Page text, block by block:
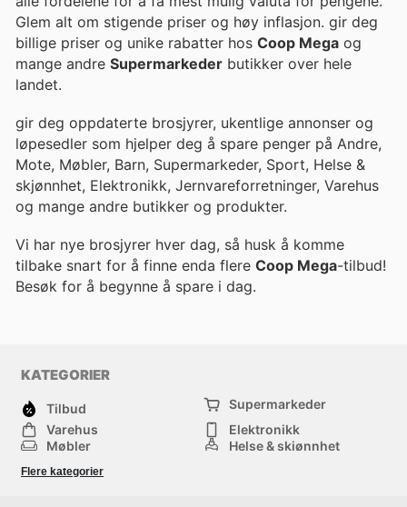
Glem alt om stigende priser og høy inflasjon. gir deg
billige priser og unike rabatter hos Coop Mega og
mange andre Supermarkeder butikker over hele
landet.
gir deg oppdaterte brosjyrer, ukentlige annonser og
løpesedler som hjelper deg å spare penger på Andre,
Mote, Møbler, Barn, Supermarkeder, Sport, Helse &
skjønnhet, Elektronikk, Jernvareforretninger, Varehus
og mange andre butikker og produkter.
Vi har nye brosjyrer hver dag, så husk å komme
tilbake snart for å finne enda flere Coop Mega-tilbud!
Besøk for å begynne å spare i dag.
KATEGORIER
Tilbud
Supermarkeder
Varehus
Elektronikk
Møbler
Helse & skjønnhet
Sport
Flere kategorier